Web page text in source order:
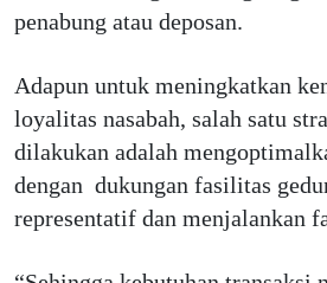
penabung atau deposan.
Adapun untuk meningkatkan
loyalitas nasabah, salah satu
dilakukan adalah
dengan dukungan fasilitas
representatif dan menjalankan